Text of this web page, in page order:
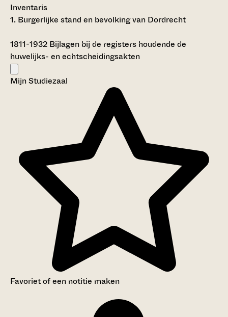
Inventaris
1. Burgerlijke stand en bevolking van Dordrecht
1811-1932 Bijlagen bij de registers houdende de
huwelijks- en echtscheidingsakten
Mijn Studiezaal
Favoriet of een notitie maken